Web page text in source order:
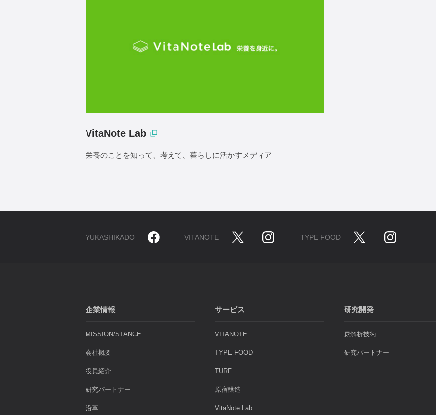
VitaNote Lab
栄養のことを知って、考えて、暮らしに活かすメディア
YUKASHIKADO VITANOTE TYPE FOOD
企業情報
MISSION/STANCE
会社概要
役員紹介
研究パートナー
沿革
サービス
VITANOTE
TYPE FOOD
TURF
原宿醸造
VitaNote Lab
研究開発
尿解析技術
研究パートナー